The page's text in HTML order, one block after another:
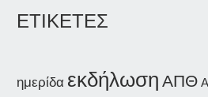
ΕΤΙΚΕΤΕΣ
ημερίδα εκδήλωση ΑΠΘ